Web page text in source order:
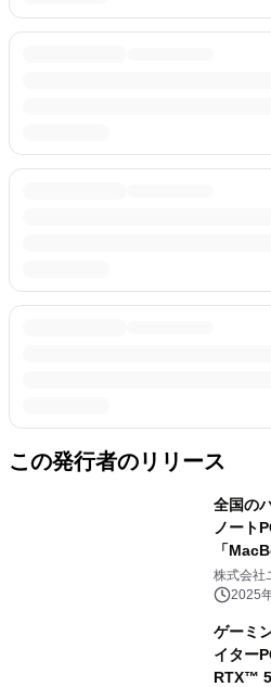
この発行者のリリース
全国の
ノート
「
ン」を
定で同
の日」
株式会社
2025
ゲーミ
イター
RTX™